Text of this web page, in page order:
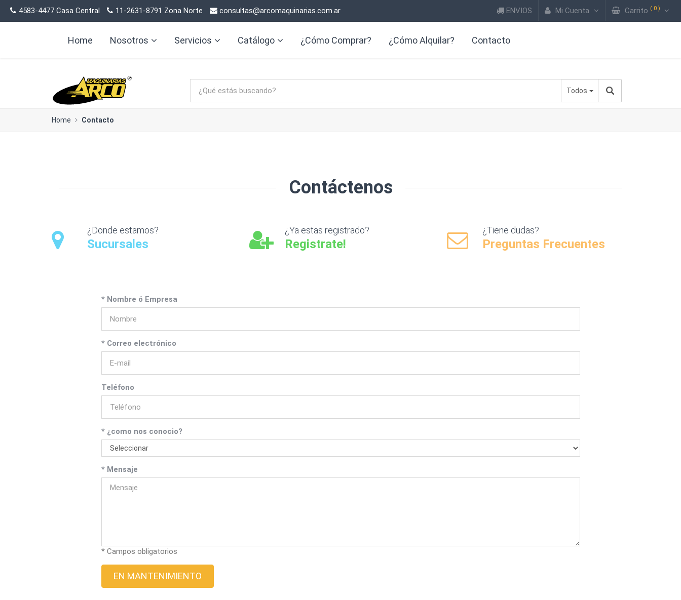
4583-4477 Casa Central 11-2631-8791 Zona Norte consultas@arcomaquinarias.com.ar ENVIOS Mi Cuenta Carrito ( 0 )
Home Nosotros Servicios Catálogo ¿Cómo Comprar? ¿Cómo Alquilar? Contacto
Todos
Home Contacto
Contáctenos
¿Donde estamos?
Sucursales
¿Ya estas registrado?
Registrate!
¿Tiene dudas?
Preguntas Frecuentes
* Nombre ó Empresa
* Correo electrónico
Teléfono
* ¿como nos conocio?
* Mensaje
* Campos obligatorios
EN MANTENIMIENTO